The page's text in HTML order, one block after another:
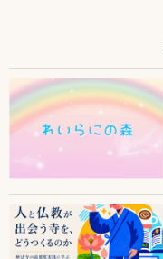
サブコンテンツ